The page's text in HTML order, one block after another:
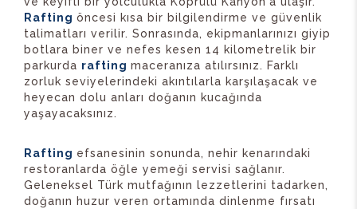
Rafting öncesi kısa bir bilgilendirme ve güvenlik
talimatları verilir. Sonrasında, ekipmanlarınızı giyip
botlara biner ve nefes kesen 14 kilometrelik bir
parkurda rafting maceranıza atılırsınız. Farklı
zorluk seviyelerindeki akıntılarla karşılaşacak ve
heyecan dolu anları doğanın kucağında
yaşayacaksınız.
Rafting efsanesinin sonunda, nehir kenarındaki
restoranlarda öğle yemeği servisi sağlanır.
Geleneksel Türk mutfağının lezzetlerini tadarken,
doğanın huzur veren ortamında dinlenme fırsatı